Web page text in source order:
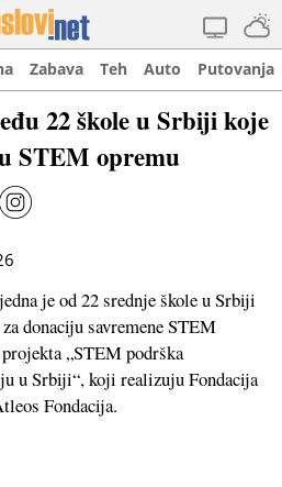
Zabava Teh Auto Putovanja
22 škole u Srbiji koje
STEM opremu
je od 22 srednje škole u Srbiji
donaciju savremene STEM
„STEM podrška
u Srbiji“, koji realizuju Fondacija
Fondacija.